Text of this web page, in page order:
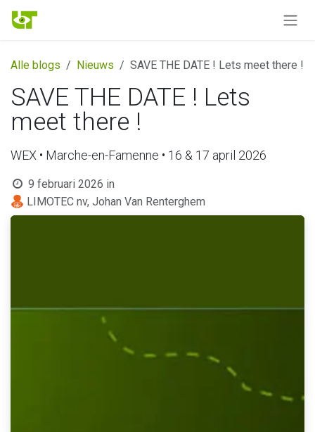
Overslaan naar inhoud
Alle blogs Nieuws SAVE THE DATE ! Lets meet there !
SAVE THE DATE ! Lets
meet there !
WEX • Marche-en-Famenne • 16 & 17 april 2026
9 februari 2026 in
LIMOTEC nv, Johan Van Renterghem